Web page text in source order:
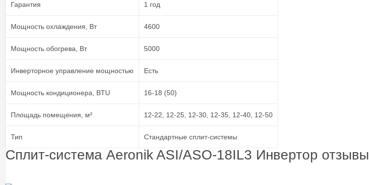
Гарантия 1 год
Мощность охлаждения, Вт 4600
Мощность обогрева, Вт 5000
Инверторное управление мощностью Есть
Мощность кондиционера, BTU 16-18 (50)
Площадь помещения, м² 12-22, 12-25, 12-30, 12-35, 12-40, 12-50
Тип Стандартные сплит-системы
Сплит-система Aeronik ASI/ASO-18IL3 Инвертор отзывы